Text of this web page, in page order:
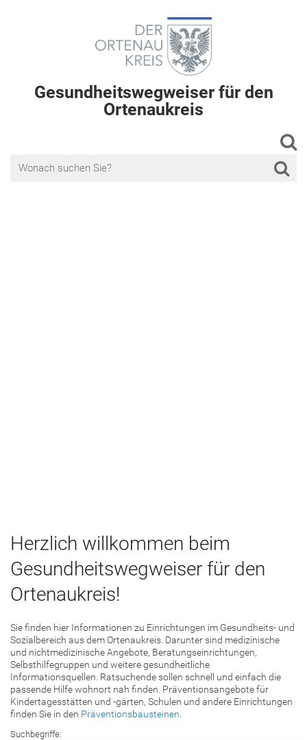
Gesundheitswegweiser für den
Ortenaukreis
Herzlich willkommen beim
Gesundheitswegweiser für den
Ortenaukreis!
Sie finden hier Informationen zu Einrichtungen im Gesundheits- und
Sozialbereich aus dem Ortenaukreis. Darunter sind medizinische
und nichtmedizinische Angebote, Beratungseinrichtungen,
Selbsthilfegruppen und weitere gesundheitliche
Informationsquellen. Ratsuchende sollen schnell und einfach die
passende Hilfe wohnort nah finden. Präventionsangebote für
Kindertagesstätten und -gärten, Schulen und andere Einrichtungen
finden Sie in den Präventionsbausteinen
Suchbegriffe: